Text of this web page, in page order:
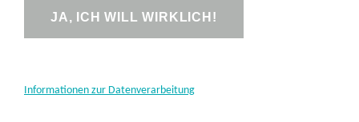
Informationen zur Datenverarbeitung